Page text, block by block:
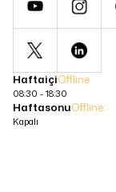
HaftaiçiOffline
08:30 - 18:30
HaftasonuOffline
Kapalı